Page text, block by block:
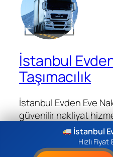
İstanbul
Taşımacılık
İstanbul Evden Eve
güvenilir nakliyat
taşıma, montaj ve
İstanbul
Hızlı